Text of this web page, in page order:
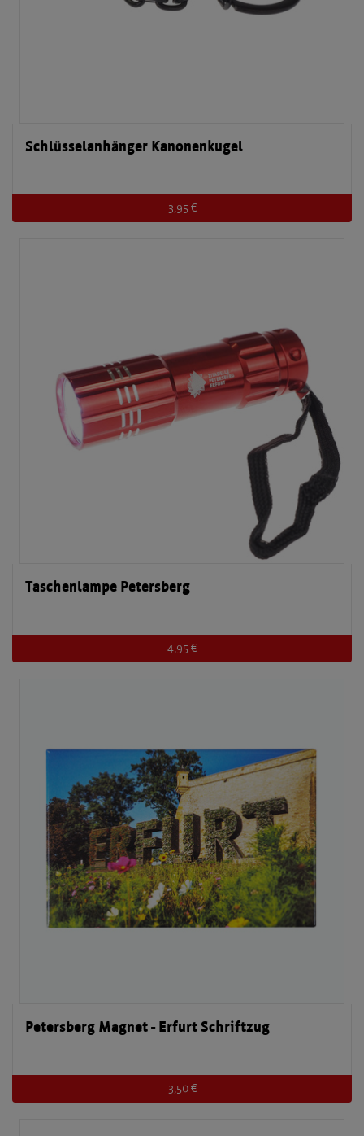
Schlüsselanhänger Kanonenkugel
3,95 €
Taschenlampe Petersberg
4,95 €
Petersberg Magnet - Erfurt Schriftzug
3,50 €